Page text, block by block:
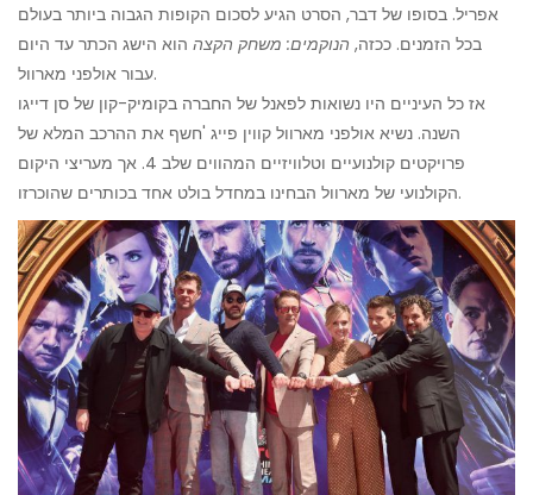
אפריל. בסופו של דבר, הסרט הגיע לסכום הקופות הגבוה ביותר בעולם
בכל הזמנים. ככזה, הנוקמים: משחק הקצה הוא הישג הכתר עד היום
עבור אולפני מארוול.
אז כל העיניים היו נשואות לפאנל של החברה בקומיק-קון של סן דייגו
השנה. נשיא אולפני מארוול קווין פייג 'חשף את ההרכב המלא של
פרויקטים קולנועיים וטלוויזיים המהווים שלב 4. אך מעריצי היקום
הקולנועי של מארוול הבחינו במחדל בולט אחד בכותרים שהוכרזו.